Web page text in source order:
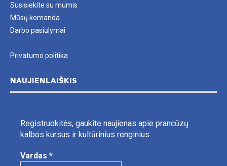
Susisiekite su mumis
Mūsų komanda
Darbo pasiūlymai
Privatumo politika
NAUJIENLAIŠKIS
Registruokitės, gaukite naujienas apie prancūzų
kalbos kursus ir kultūrinius renginius:
Vardas *